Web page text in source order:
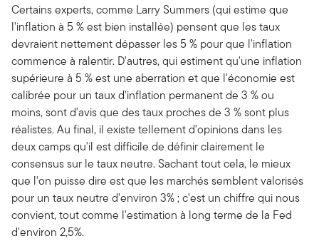
Certains experts, comme Larry Summers (qui estime que
l'inflation à 5 % est bien installée) pensent que les taux
devraient nettement dépasser les 5 % pour que l'inflation
commence à ralentir. D'autres, qui estiment qu'une inflation
supérieure à 5 % est une aberration et que l'économie est
calibrée pour un taux d'inflation permanent de 3 % ou
moins, sont d'avis que des taux proches de 3 % sont plus
réalistes. Au final, il existe tellement d'opinions dans les
deux camps qu'il est difficile de définir clairement le
consensus sur le taux neutre. Sachant tout cela, le mieux
que l'on puisse dire est que les marchés semblent valorisés
pour un taux neutre d'environ 3% ; c'est un chiffre qui nous
convient, tout comme l'estimation à long terme de la Fed
d'environ 2,5%.